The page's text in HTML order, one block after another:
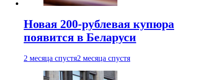
Новая 200-рублевая купюра
появится в Беларуси
2 месяца спустя2 месяца спустя